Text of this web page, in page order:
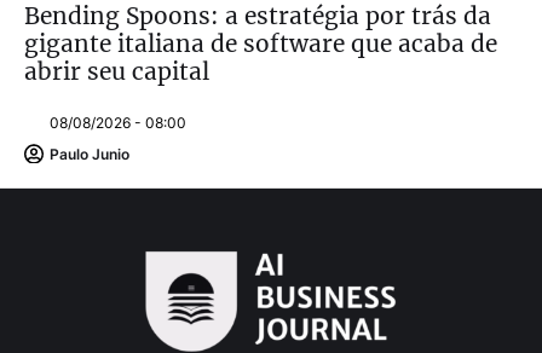
Bending Spoons: a estratégia por trás da
gigante italiana de software que acaba de
abrir seu capital
08/08/2026 - 08:00
Paulo Junio